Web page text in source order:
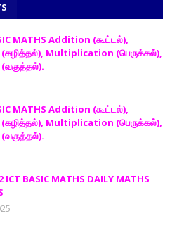
MATHS Addition (கூட்டல்),
Multiplication (பெருக்கல்),
MATHS Addition (கூட்டல்),
Multiplication (பெருக்கல்),
ICT BASIC MATHS DAILY MATHS